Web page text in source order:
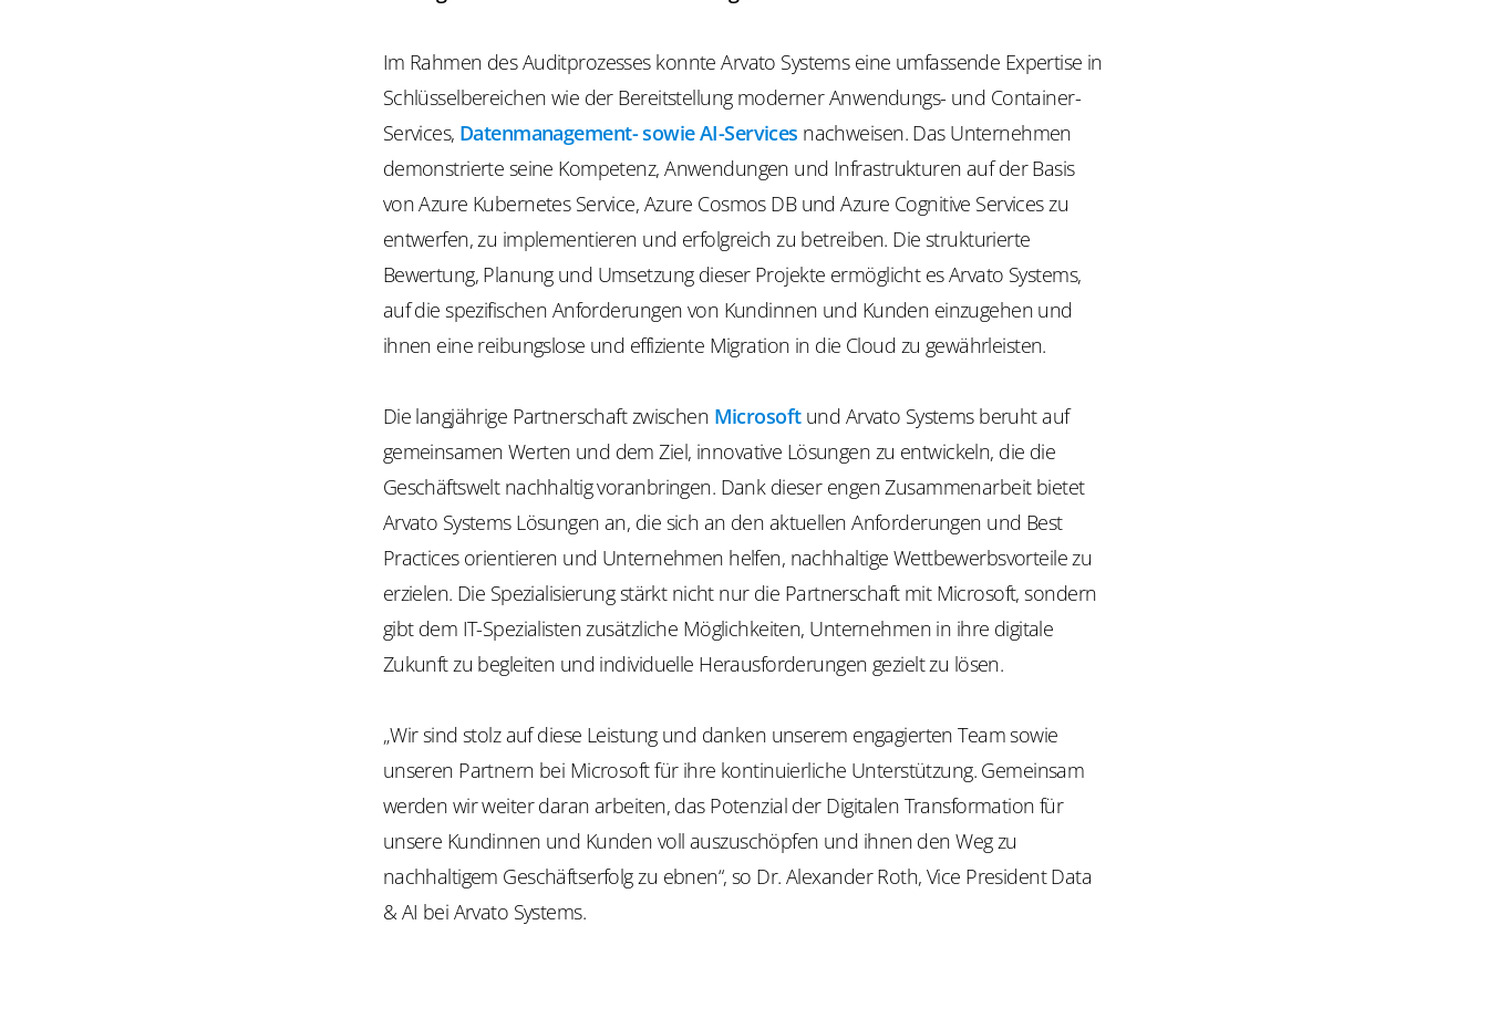
Im Rahmen des Auditprozesses konnte Arvato Systems eine umfassende Expertise in
Schlüsselbereichen wie der Bereitstellung moderner Anwendungs- und Container-
Services, Datenmanagement- sowie AI-Services nachweisen. Das Unternehmen
demonstrierte seine Kompetenz, Anwendungen und Infrastrukturen auf der Basis
von Azure Kubernetes Service, Azure Cosmos DB und Azure Cognitive Services zu
entwerfen, zu implementieren und erfolgreich zu betreiben. Die strukturierte
Bewertung, Planung und Umsetzung dieser Projekte ermöglicht es Arvato Systems,
auf die spezifischen Anforderungen von Kundinnen und Kunden einzugehen und
ihnen eine reibungslose und effiziente Migration in die Cloud zu gewährleisten.
Die langjährige Partnerschaft zwischen Microsoft und Arvato Systems beruht auf
gemeinsamen Werten und dem Ziel, innovative Lösungen zu entwickeln, die die
Geschäftswelt nachhaltig voranbringen. Dank dieser engen Zusammenarbeit bietet
Arvato Systems Lösungen an, die sich an den aktuellen Anforderungen und Best
Practices orientieren und Unternehmen helfen, nachhaltige Wettbewerbsvorteile zu
erzielen. Die Spezialisierung stärkt nicht nur die Partnerschaft mit Microsoft, sondern
gibt dem IT-Spezialisten zusätzliche Möglichkeiten, Unternehmen in ihre digitale
Zukunft zu begleiten und individuelle Herausforderungen gezielt zu lösen.
„Wir sind stolz auf diese Leistung und danken unserem engagierten Team sowie
unseren Partnern bei Microsoft für ihre kontinuierliche Unterstützung. Gemeinsam
werden wir weiter daran arbeiten, das Potenzial der Digitalen Transformation für
unsere Kundinnen und Kunden voll auszuschöpfen und ihnen den Weg zu
nachhaltigem Geschäftserfolg zu ebnen“, so Dr. Alexander Roth, Vice President Data
& AI bei Arvato Systems.